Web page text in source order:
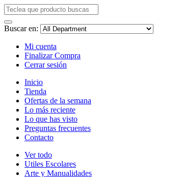
Buscar en:
Mi cuenta
Finalizar Compra
Cerrar sesión
Inicio
Tienda
Ofertas de la semana
Lo más reciente
Lo que has visto
Preguntas frecuentes
Contacto
Ver todo
Utiles Escolares
Arte y Manualidades